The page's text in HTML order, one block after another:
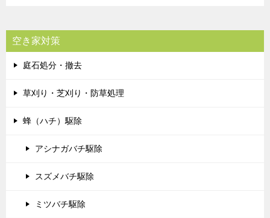
空き家対策
庭石処分・撤去
草刈り・芝刈り・防草処理
蜂（ハチ）駆除
アシナガバチ駆除
スズメバチ駆除
ミツバチ駆除